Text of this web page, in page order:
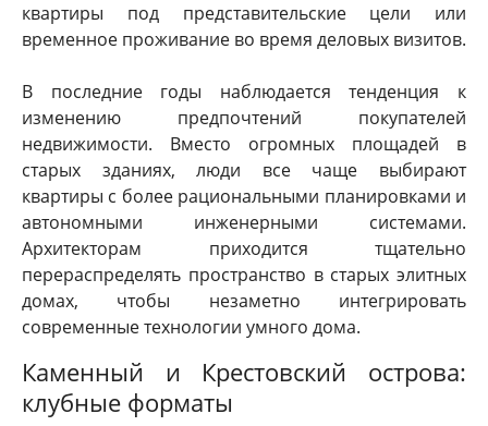
квартиры под представительские цели или
временное проживание во время деловых визитов.
В последние годы наблюдается тенденция к
изменению предпочтений покупателей
недвижимости. Вместо огромных площадей в
старых зданиях, люди все чаще выбирают
квартиры с более рациональными планировками и
автономными инженерными системами.
Архитекторам приходится тщательно
перераспределять пространство в старых элитных
домах, чтобы незаметно интегрировать
современные технологии умного дома.
Каменный и Крестовский острова:
клубные форматы